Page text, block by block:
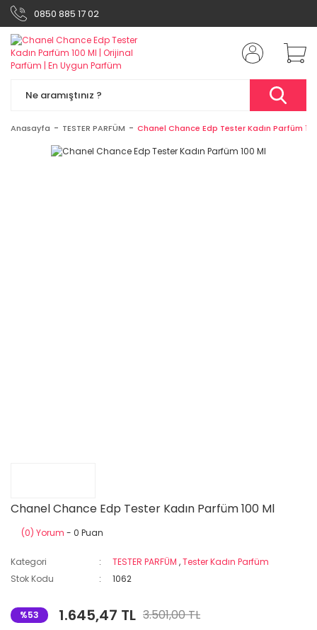
0850 885 17 02
Anasayfa TESTER PARFÜM Chanel Chance Edp Tester Kadın Parfüm
Chanel Chance Edp Tester Kadın Parfüm 100 Ml
(0) Yorum - 0 Puan
Kategori TESTER PARFÜM ,Tester Kadın Parfüm
Stok Kodu
1062
%53 1.645,47 TL 3.501,00 TL